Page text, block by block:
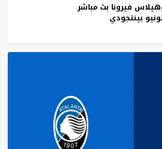
فيرونا بث مباشر
بينتجودي